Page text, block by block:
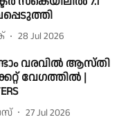
28 Jul 2026
വരവില്‍ ആസ്തി
വേഗത്തില്‍ |
27 Jul 2026